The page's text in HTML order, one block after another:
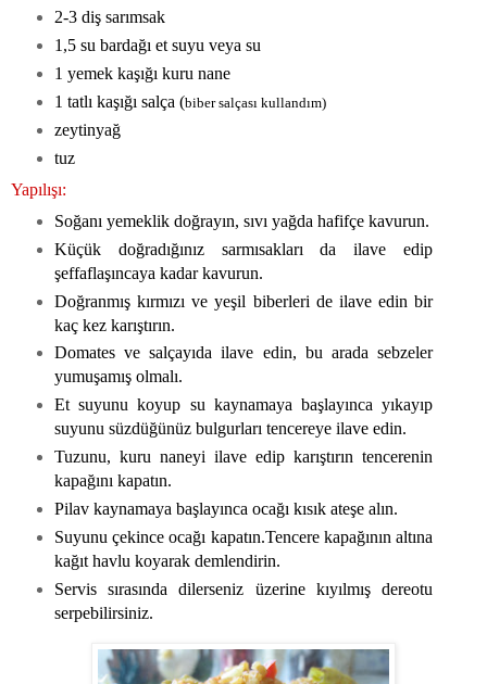
2-3 diş sarımsak
1,5 su bardağı et suyu veya su
1 yemek kaşığı kuru nane
1 tatlı kaşığı salça (biber salçası kullandım)
zeytinyağ
tuz
Yapılışı:
Soğanı yemeklik doğrayın, sıvı yağda hafifçe kavurun.
Küçük doğradığınız sarmısakları da ilave edip
şeffaflaşıncaya kadar kavurun.
Doğranmış kırmızı ve yeşil biberleri de ilave edin bir
kaç kez karıştırın.
Domates ve salçayıda ilave edin, bu arada sebzeler
yumuşamış olmalı.
Et suyunu koyup su kaynamaya başlayınca yıkayıp
suyunu süzdüğünüz bulgurları tencereye ilave edin.
Tuzunu, kuru naneyi ilave edip karıştırın tencerenin
kapağını kapatın.
Pilav kaynamaya başlayınca ocağı kısık ateşe alın.
Suyunu çekince ocağı kapatın.Tencere kapağının altına
kağıt havlu koyarak demlendirin.
Servis sırasında dilerseniz üzerine kıyılmış dereotu
serpebilirsiniz.